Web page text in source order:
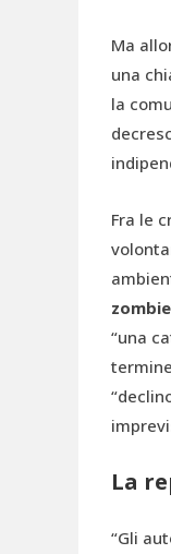
Ma
una
la
Fra le
zombie
“una
La
“Gli